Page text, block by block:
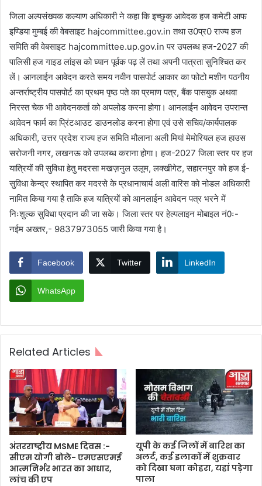
जिला अल्पसंख्यक कल्याण अधिकारी ने कहा कि इच्छुक आवेदक हज कमेटी आफ
इण्डिया मुम्बई की वेबसाइट hajcommittee.gov.in तथा उ0प्र0 राज्य हज
समिति की वेबसाइट hajcommittee.up.gov.in पर उपलब्ध हज-2027 की
पालिसी हज गाइड लांइस को घ्यान पूर्वक पढ़ लें तथा अपनी पात्रता सुनिश्चित कर
लें। आनलाईन आवेदन करते समय नवीन पासपोर्ट आकार का फोटो मशीन पठनीय
अन्तर्राष्ट्रीय पासपोर्ट का प्रथम पृष्ठ पते का प्रमाण पत्र, बैंक पासबुक अथवा
निरस्त चेक भी आवेदनकर्ता को अपलोड करना होगा। आनलाईन आवेदन उपरान्त
आवेदन फार्म का प्रिंटआउट डाउनलोड करना होगा एवं उसे सचिव/कार्यपालक
अधिकारी, उत्तर प्रदेश राज्य हज समिति मौलाना अली मियां मेमोरियल हज हाउस
सरोजनी नगर, लखनऊ को उपलब्ध कराना होगा। हज-2027 जिला स्तर पर हज
यात्रियों की सुविधा हेतु मदरसा मखज़नुल उलूम, लक्खीगेट, सहारनपुर को हज ई-
सुविधा केन्द्र स्थापित कर मदरसे के प्रधानाचार्य अली वारिस को नोडल अधिकारी
नामित किया गया है ताकि हज यात्रियों को आनलाईन आवेदन पत्र भरने में
निःशुल्क सुविधा प्रदान की जा सके। जिला स्तर पर हेल्पलाइन मोबाइल नं0ः-
नईम अख्तर,- 9837973055 जारी किया गया है।
Facebook Twitter LinkedIn
WhatsApp
Related Articles
अंतरराष्ट्रीय MSME दिवस :-
सीएम योगी बोले- एमएसएमई
आत्मनिर्भर भारत का आधार,
लांच की एप
यूपी के कई जिलों में बारिश का
अलर्ट, कई इलाकों में शुक्रवार
को दिखा घना कोहरा, यहां पड़ेगा
पाला